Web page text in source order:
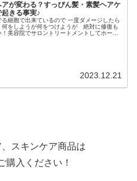
アが変わる？すっぴん髪・素髪ヘアケ
きる事実♪
る細胞で出来ているので 一度ダメージしたら
何をしようが何をつけようが 絶対に修復も
！美容院でサロントリートメントしてホーム
2023.12.21
スキンケア商品は
購入ください！